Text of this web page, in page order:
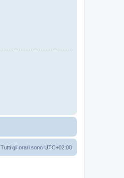
Tutti gli orari sono UTC+02:00